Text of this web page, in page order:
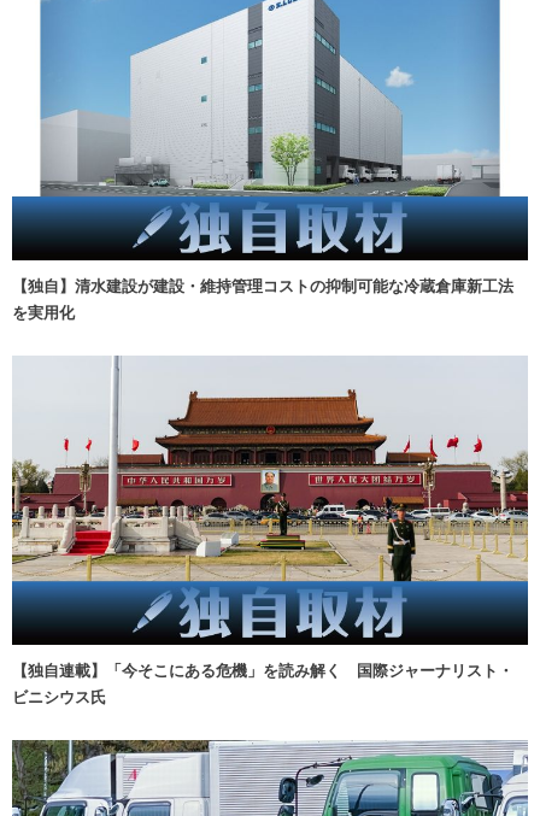
【独自】清水建設が建設・維持管理コストの抑制可能な冷蔵倉庫新工法
を実用化
【独自連載】「今そこにある危機」を読み解く 国際ジャーナリスト・
ビニシウス氏